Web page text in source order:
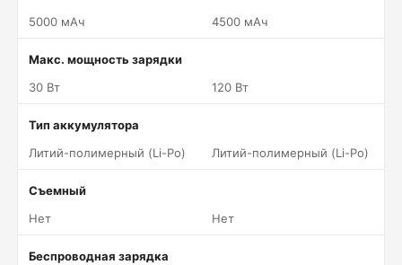
5000 мАч
4500 мАч
Макс. мощность зарядки
30 Вт
120 Вт
Тип аккумулятора
Литий-полимерный (Li-Po)
Литий-полимерный (Li-Po)
Съемный
Нет
Нет
Беспроводная зарядка